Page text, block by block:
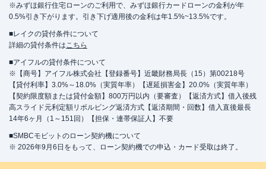
ATM営業時間
土曜：-
ATM
駐車場 ✕
住所 東京都板橋区大山東町６０－１４
名称
約コーナー）
※みずほ銀行住宅ローンのご利用で、みずほ銀行カードローンの金利が年
0.5%引き下がります。引き下げ適用後の金利は年1.5%~13.5%です。
■レイクの貸付条件について
詳細の貸付条件はこちら
■アイフルの貸付条件について
※【商号】アイフル株式会社【登録番号】近畿財務局長（15）第00218号
【貸付利率】3.0%～18.0%（実質年率）【遅延損害金】20.0%（実質年率）
【契約限度額または貸付金額】800万円以内（要審査）【返済方式】借入後残
高スライド元利定額リボルビング返済方式【返済期間・回数】借入直後最長
14年6ヶ月（1～151回）【担保・連帯保証人】不要
■SMBCモビットのローン契約機について
※ 2026年9月6日をもって、ローン契約機での申込・カード受取は終了。